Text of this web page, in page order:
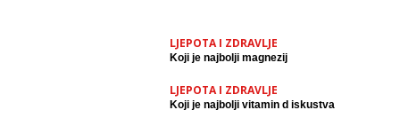
LJEPOTA I ZDRAVLJE
Koji je najbolji magnezij
LJEPOTA I ZDRAVLJE
Koji je najbolji vitamin d iskustva